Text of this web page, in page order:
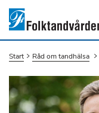
Start Råd om tandhälsa